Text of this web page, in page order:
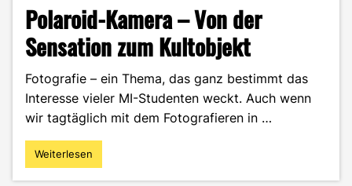
Polaroid-Kamera – Von der
Sensation zum Kultobjekt
Fotografie – ein Thema, das ganz bestimmt das
Interesse vieler MI-Studenten weckt. Auch wenn
wir tagtäglich mit dem Fotografieren in …
"Polaroid-
Kamera
Weiterlesen